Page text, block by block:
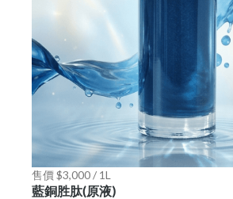
售價 $3,000 / 1L
藍銅胜肽(原液)